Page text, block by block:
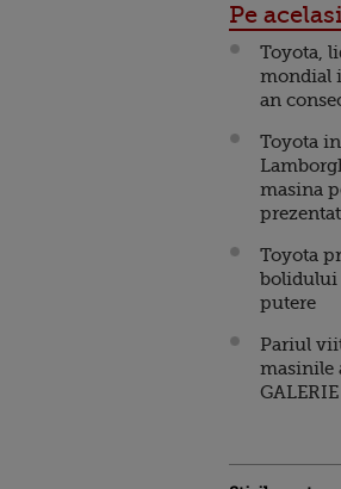
Pe
Toyota,
mondial
an
Toyota
masina
Toyota
bolidului
putere
Pariul
masinile